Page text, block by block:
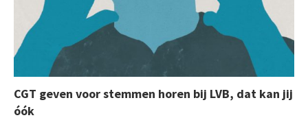
CGT geven voor stemmen horen bij LVB, dat kan jij
óók